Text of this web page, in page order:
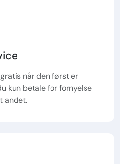
når den først er
kun betale for fornyelse
andet.